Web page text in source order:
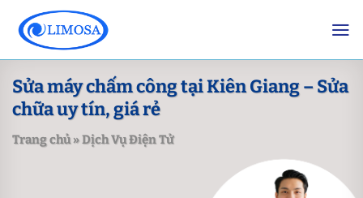
content
Sửa máy chấm công tại Kiên Giang – Sửa
chữa uy tín, giá rẻ
Trang chủ»Dịch Vụ Điện Tử